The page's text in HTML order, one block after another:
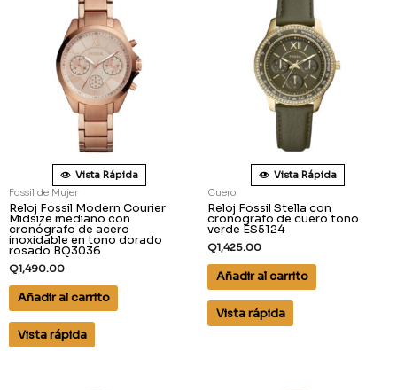
Vista Rápida
Fossil de Mujer
Reloj Fossil Modern Courier
Midsize mediano con
cronógrafo de acero
inoxidable en tono dorado
rosado BQ3036
Q1,490.00
Añadir al carrito
Vista rápida
Vista Rápida
Cuero
Reloj Fossil Stella con
cronografo de cuero tono
verde ES5124
Q1,425.00
Añadir al carrito
Vista rápida